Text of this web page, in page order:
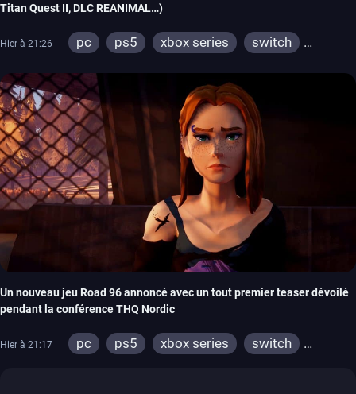
Titan Quest II, DLC REANIMAL…)
Hier à 21:26 pc ps5 xbox series
switch
Un nouveau jeu Road 96 annoncé avec un tout premier teaser dévoilé
pendant la conférence THQ Nordic
Hier à 21:17 pc ps5 xbox series
switch